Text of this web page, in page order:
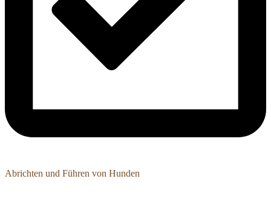
Abrichten und Führen von Hunden